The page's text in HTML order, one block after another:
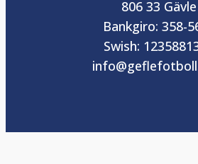
806 33 Gävle
Bankgiro: 358-
Swish: